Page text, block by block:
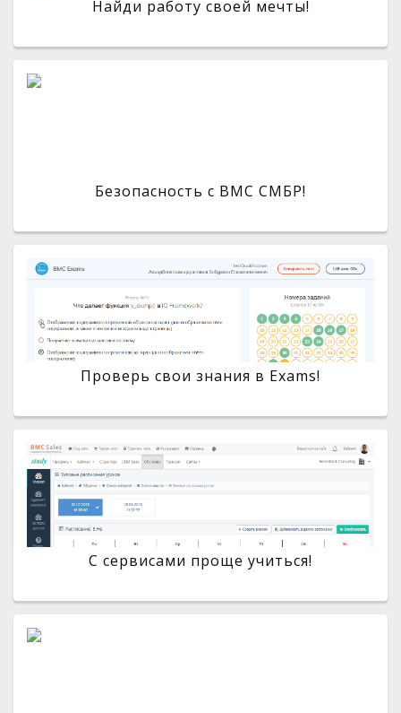
Найди работу своей мечты!
Безопасность с BMC СМБР!
Проверь свои знания в Exams!
С сервисами проще учиться!